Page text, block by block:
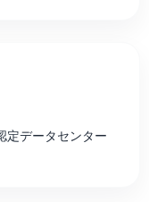
定データセンター